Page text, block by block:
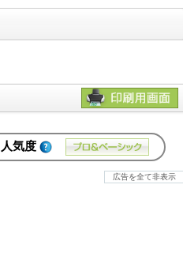
人気度
広告を全て非表示